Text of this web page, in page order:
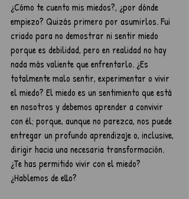
¿Cómo te cuento mis miedos?, ¿por dónde
empiezo? Quizás primero por asumirlos. Fui
criado para no demostrar ni sentir miedo
porque es debilidad, pero en realidad no hay
nada más valiente que enfrentarlo. ¿Es
totalmente malo sentir, experimentar o vivir
el miedo? El miedo es un sentimiento que está
en nosotros y debemos aprender a convivir
con él; porque, aunque no parezca, nos puede
entregar un profundo aprendizaje o, inclusive,
dirigir hacia una necesaria transformación.
¿Te has permitido vivir con el miedo?
¿Hablemos de ello?